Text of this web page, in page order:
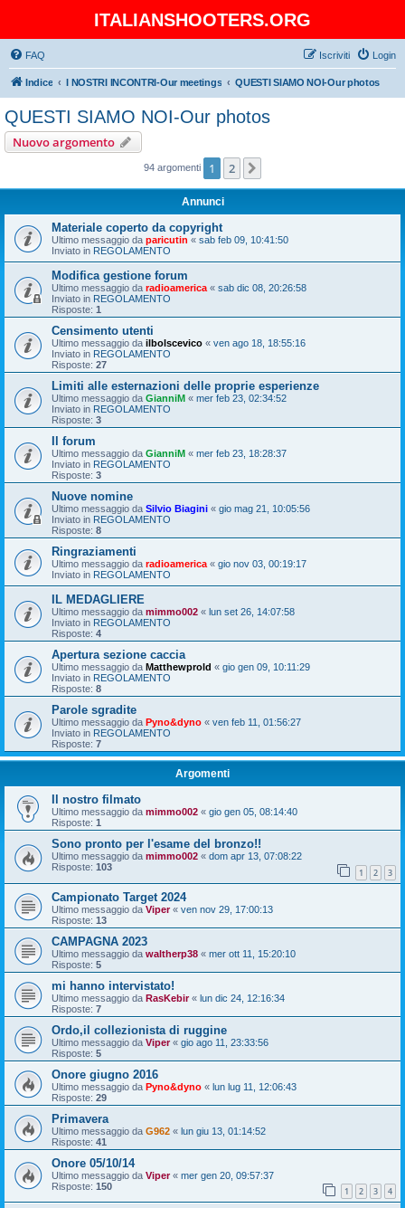
ITALIANSHOOTERS.ORG
FAQ Login
Iscriviti
Indice I NOSTRI INCONTRI-Our meetings QUESTI SIAMO NOI-Our photos
QUESTI SIAMO NOI-Our photos
Nuovo argomento
94 argomenti 1 2
Annunci
Materiale coperto da copyright
Ultimo messaggio da paricutin « sab feb 09, 10:41:50
Inviato in REGOLAMENTO
Modifica gestione forum
Ultimo messaggio da radioamerica « sab dic 08, 20:26:58
Inviato in REGOLAMENTO
Risposte: 1
Censimento utenti
Ultimo messaggio da ilbolscevico « ven ago 18, 18:55:16
Inviato in REGOLAMENTO
Risposte: 27
Limiti alle esternazioni delle proprie esperienze
Ultimo messaggio da GianniM « mer feb 23, 02:34:52
Inviato in REGOLAMENTO
Risposte: 3
Il forum
Ultimo messaggio da GianniM « mer feb 23, 18:28:37
Inviato in REGOLAMENTO
Risposte: 3
Nuove nomine
Ultimo messaggio da Silvio Biagini « gio mag 21, 10:05:56
Inviato in REGOLAMENTO
Risposte: 8
Ringraziamenti
Ultimo messaggio da radioamerica « gio nov 03, 00:19:17
Inviato in REGOLAMENTO
IL MEDAGLIERE
Ultimo messaggio da mimmo002 « lun set 26, 14:07:58
Inviato in REGOLAMENTO
Risposte: 4
Apertura sezione caccia
Ultimo messaggio da Matthewprold « gio gen 09, 10:11:29
Inviato in REGOLAMENTO
Risposte: 8
Parole sgradite
Ultimo messaggio da Pyno&dyno « ven feb 11, 01:56:27
Inviato in REGOLAMENTO
Risposte: 7
Argomenti
Il nostro filmato
Ultimo messaggio da mimmo002 « gio gen 05, 08:14:40
Risposte: 1
Sono pronto per l'esame del bronzo!!
Ultimo messaggio da mimmo002 « dom apr 13, 07:08:22
Risposte: 103 1 2 3
Campionato Target 2024
Ultimo messaggio da Viper« ven nov 29, 17:00:13
Risposte: 13
CAMPAGNA 2023
Ultimo messaggio da waltherp38 « mer ott 11, 15:20:10
Risposte: 5
mi hanno intervistato!
Ultimo messaggio da RasKebir« lun dic 24, 12:16:34
Risposte: 7
Ordo,il collezionista di ruggine
Ultimo messaggio da Viper« gio ago 11, 23:33:56
Risposte: 5
Onore giugno 2016
Ultimo messaggio da Pyno&dyno « lun lug 11, 12:06:43
Risposte: 29
Primavera
Ultimo messaggio da G962 « lun giu 13, 01:14:52
Risposte: 41
Onore 05/10/14
Ultimo messaggio da Viper« mer gen 20, 09:57:37
Risposte: 150 1 2 3 4